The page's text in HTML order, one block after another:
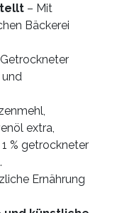
– Mit
Bäckerei
extra,
% getrockneter
Ernährung